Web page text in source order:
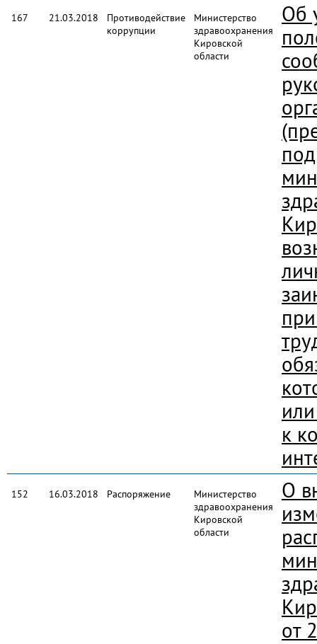
167 21.03.2018
Противодействие
коррупции
Министерство
здравоохранения
Кировской
области
Об
к
152 16.03.2018 Распоряжение
Министерство
здравоохранения
Кировской
области
О
от